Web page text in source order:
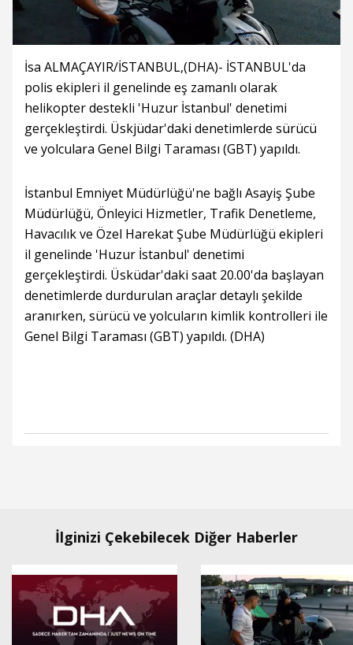
İsa ALMAÇAYIR/İSTANBUL,(DHA)- İSTANBUL'da
polis ekipleri il genelinde eş zamanlı olarak
helikopter destekli 'Huzur İstanbul' denetimi
gerçekleştirdi. Üskjüdar'daki denetimlerde sürücü
ve yolculara Genel Bilgi Taraması (GBT) yapıldı.
İstanbul Emniyet Müdürlüğü'ne bağlı Asayiş Şube
Müdürlüğü, Önleyici Hizmetler, Trafik Denetleme,
Havacılık ve Özel Harekat Şube Müdürlüğü ekipleri
il genelinde 'Huzur İstanbul' denetimi
gerçekleştirdi. Üsküdar'daki saat 20.00'da başlayan
denetimlerde durdurulan araçlar detaylı şekilde
aranırken, sürücü ve yolcuların kimlik kontrolleri ile
Genel Bilgi Taraması (GBT) yapıldı. (DHA)
İlginizi Çekebilecek Diğer Haberler